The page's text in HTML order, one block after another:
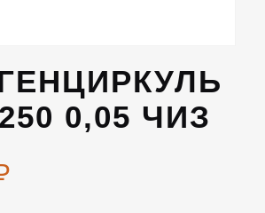
0,05 ЧИЗ